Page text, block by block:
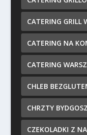
CATERING GRILL
CATERING NA
CATERING
CHLEB
CHRZTY
CZEKOLADKI Z